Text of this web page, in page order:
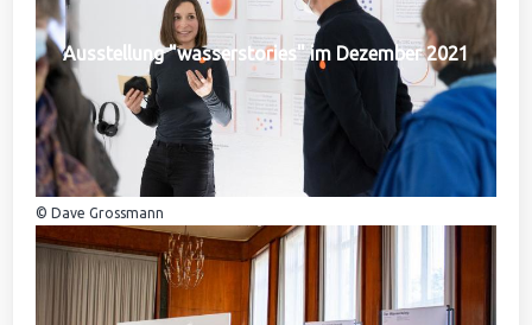
Ausstellung "wasserstories" im Dezember 2021
© Dave Grossmann